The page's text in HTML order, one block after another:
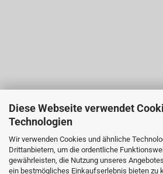
Diese Webseite verwendet
Technologien
Wir verwenden Cookies und ähnliche
Drittanbietern, um die ordentliche
gewährleisten, die Nutzung unseres
ein bestmögliches Einkaufserlebnis bieten zu